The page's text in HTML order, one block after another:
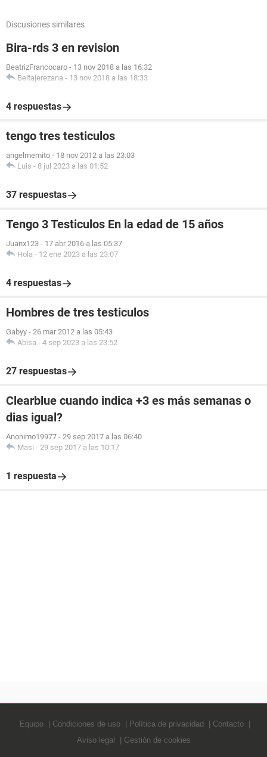
Discusiones similares
Bira-rds 3 en revision
BeatrizFrancocaro - 13 nov 2018 a las 16:32
Beitajerezana - 13 nov 2018 a las 18:33
4 respuestas
tengo tres testiculos
angelmemito - 18 nov 2012 a las 23:03
Luis - 8 jul 2023 a las 01:52
37 respuestas
Tengo 3 Testiculos En la edad de 15 años
Juanx123 - 17 abr 2016 a las 05:37
Hola - 12 ene 2023 a las 23:07
4 respuestas
Hombres de tres testiculos
Gabyy - 26 mar 2012 a las 05:43
Abisa - 4 sep 2023 a las 23:52
27 respuestas
Clearblue cuando indica +3 es más semanas o
dias igual?
Anonimo19977 - 29 sep 2017 a las 06:40
Masi - 29 sep 2017 a las 10:17
1 respuesta
Equipo Condiciones de uso Política de privacidad
Contacto
Aviso legal
Gestión de cookies